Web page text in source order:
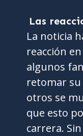
Las
La noticia
reacción
algunos
retomar
otros se
que esto
carrera.